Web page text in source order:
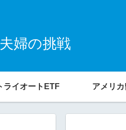
婦の挑戦
ライオートETF アメリ